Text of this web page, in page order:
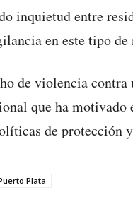
inquietud entre
en este tipo de
de violencia
que ha
de protección
Plata